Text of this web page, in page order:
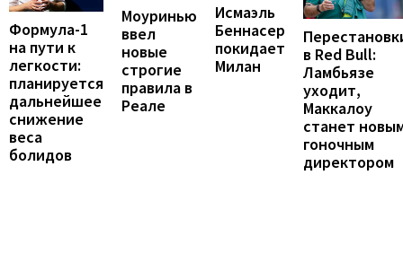
Формула-1
на пути к
легкости:
планируется
дальнейшее
снижение
веса
болидов
Моуринью
ввел
новые
строгие
правила в
Реале
Исмаэль
Беннасер
покидает
Милан
в Red Bull:
Ламбьязе
уходит,
Маккалоу
станет
гоночным
директором